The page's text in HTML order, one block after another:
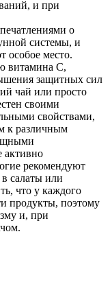
и при
о
системы, и
особое место.
витамина C,
защитных сил
чай или просто
своими
свойствами,
к различным
активно
рекомендуют
салаты или
что у каждого
продукты, поэтому
и, при